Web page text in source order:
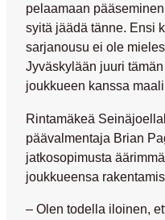
pelaamaan
syitä jäädä tänne. Ensi
sarjanousu ei ole
Jyväskylään juuri
joukkueen kanssa
Rintamäkeä
päävalmentaja Brian
jatkosopimusta
joukkueensa
– Olen todella iloinen,